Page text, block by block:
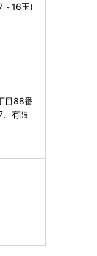
～16玉)
目88番
、有限